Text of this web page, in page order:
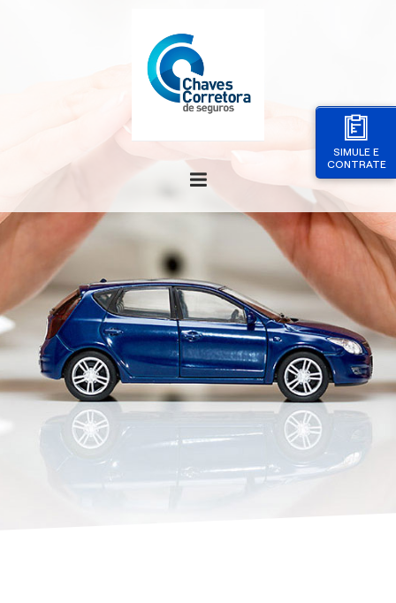
SIMULE E
CONTRATE